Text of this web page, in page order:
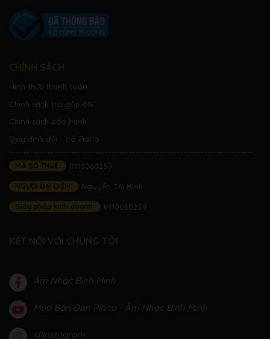
CHÍNH SÁCH
Hình thức thanh toán
Chính sách trả góp 0%
Chính sách bảo hành
Quy định đổi - trả Piano
MÃ SỐ THUẾ: 0110060259
NGƯỜI ĐẠI DIỆN: Nguyễn Thị Bình
Giấy phép kinh doanh: 0110060259
KẾT NỐI VỚI CHÚNG TÔI
Âm Nhạc Bình Minh
Mua Bán Đàn Piano - Âm Nhạc Bình Minh
@instagram